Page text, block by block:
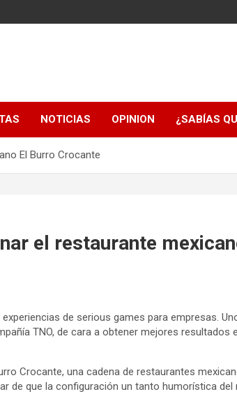
NOTICIAS OPINION ¿SABÍAS
El Burro Crocante
el restaurante
de serious games para empresas.
TNO, de cara a obtener mejores
Crocante, una cadena de restaurantes
de que la configuración un tanto humorística